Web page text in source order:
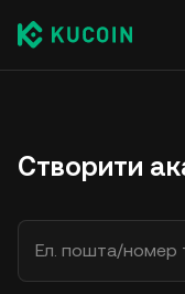
Створити
Ел. пошта/номер